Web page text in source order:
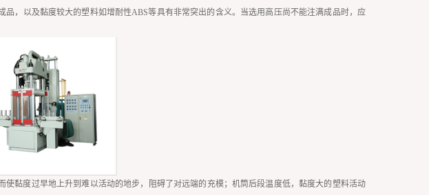
，以及黏度较大的塑料如增耐性ABS等具有非常突出的含义。当选用高压尚不能注满成品时，应
黏度过早地上升到难以活动的地步，阻碍了对远端的充模；机筒后段温度低，黏度大的塑料活动